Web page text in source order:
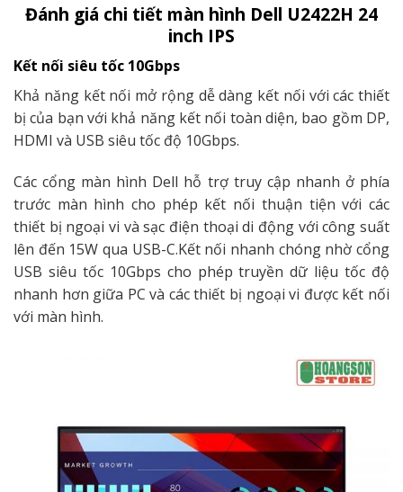
Đánh giá chi tiết màn hình Dell U2422H 24
inch IPS
Kết nối siêu tốc 10Gbps
Khả năng kết nối mở rộng dễ dàng kết nối với các thiết
bị của bạn với khả năng kết nối toàn diện, bao gồm DP,
HDMI và USB siêu tốc độ 10Gbps.
Các cổng màn hình Dell hỗ trợ truy cập nhanh ở phía
trước màn hình cho phép kết nối thuận tiện với các
thiết bị ngoại vi và sạc điện thoại di động với công suất
lên đến 15W qua USB-C.Kết nối nhanh chóng nhờ cổng
USB siêu tốc 10Gbps cho phép truyền dữ liệu tốc độ
nhanh hơn giữa PC và các thiết bị ngoại vi được kết nối
với màn hình.